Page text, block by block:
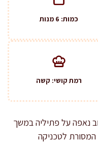
כמות: 6 מנות
רמת קושי: קשה
נאפה על פתיליה במשך
המסורת לטכניקה